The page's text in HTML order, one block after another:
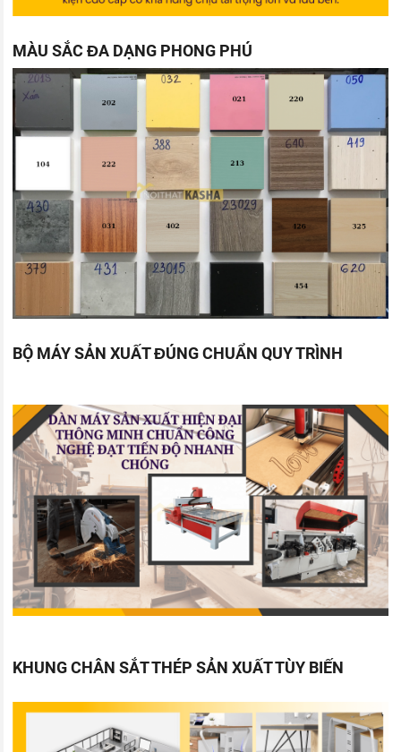
MÀU SẮC ĐA DẠNG PHONG PHÚ
BỘ MÁY SẢN XUẤT ĐÚNG CHUẨN QUY TRÌNH
KHUNG CHÂN SẮT THÉP SẢN XUẤT TÙY BIẾN